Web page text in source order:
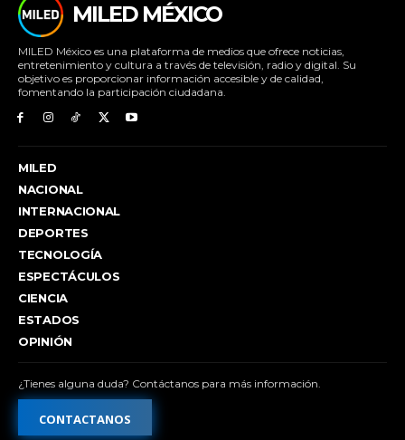
MILED MÉXICO
MILED México es una plataforma de medios que ofrece noticias,
entretenimiento y cultura a través de televisión, radio y digital. Su
objetivo es proporcionar información accesible y de calidad,
fomentando la participación ciudadana.
MILED
NACIONAL
INTERNACIONAL
DEPORTES
TECNOLOGÍA
ESPECTÁCULOS
CIENCIA
ESTADOS
OPINIÓN
¿Tienes alguna duda? Contáctanos para más información.
CONTACTANOS